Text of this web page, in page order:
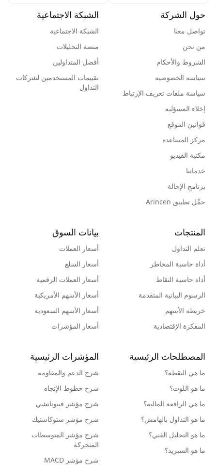
حول الشركة
تواصل معنا
من نحن
الشروط والأحكام
سياسة الخصوصية
سياسة ملفات تعريف الإرتباط
إخلاء المسؤلية
قوانين الموقع
مركز المساعدة
مكتبة الفيديو
خدماتنا
برنامج الإحالة
حمِّل تطبيق Arincen
الشبكة الاجتماعية
الشبكة الاجتماعية
منصة التحليلات
أفضل المتداولين
تقييمات المستخدمين لشركات
التداول
المنتجات
تعلم التداول
أداة حاسبة المخاطر
أداة حاسبة النقاط
الرسوم البيانية المتقدمة
خريطة الأسهم
المفكرة الإقتصادية
بيانات السوق
أسعار العملات
أسعار السلع
أسعار العملات الرقمية
أسعار الأسهم الأمريكية
أسعار الأسهم السعودية
أسعار المؤشرات
المصطلحات الرئيسية
ما هي النقطة؟
ما هو اللوت؟
ما هي الرافعة المالية؟
ما هو التداول بالهامش؟
ما هو التحليل الفني؟
ما هو السبريد؟
المؤشرات الرئيسية
شرح الدعم والمقاومة
شرح خطوط الإتجاه
شرح مؤشر فيبوناتشي
شرح مؤشر ستوكاستيك
شرح مؤشر المتوسطات
المتحركة
شرح مؤشر MACD